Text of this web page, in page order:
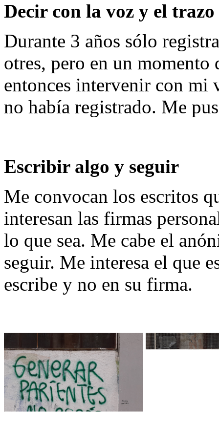
Decir con la voz y el trazo
Durante 3 años sólo
otres, pero en un
entonces intervenir con mi
no había registrado. Me
Escribir algo y seguir
Me convocan los escritos
interesan las firmas
lo que sea. Me cabe el
seguir. Me interesa el que
escribe y no en su firma.